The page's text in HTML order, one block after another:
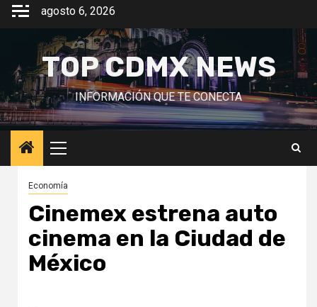
Saltar
contenido
agosto 6, 2026
TOP CDMX NEWS
INFORMACIÓN QUE TE CONECTA
Menú
principal
Economía
Cinemex estrena auto
cinema en la Ciudad de
México